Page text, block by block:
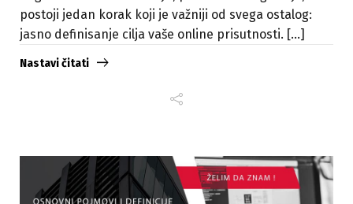
postoji jedan korak koji je važniji od svega ostalog:
jasno definisanje cilja vaše online prisutnosti. [...]
Nastavi čitati